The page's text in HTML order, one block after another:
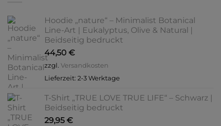
Hoodie „nature“ – Minimalist Botanical
Line-Art | Eukalyptus, Olive & Natural |
Beidseitig bedruckt
44,50 €
zzgl. Versandkosten
Lieferzeit: 2-3 Werktage
T-Shirt „TRUE LOVE TRUE LIFE“ – Schwarz |
Beidseitig bedruckt
29,95 €